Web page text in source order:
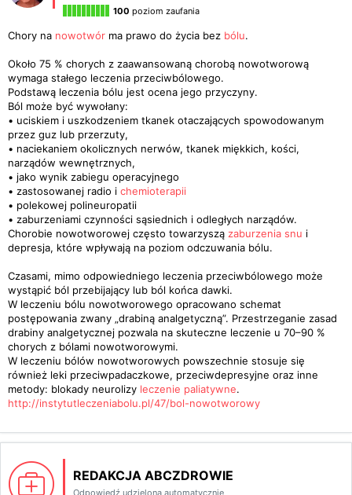
100 poziom zaufania
Chory na nowotwór ma prawo do życia bez bólu.
Około 75 % chorych z zaawansowaną chorobą nowotworową
wymaga stałego leczenia przeciwbólowego.
Podstawą leczenia bólu jest ocena jego przyczyny.
Ból może być wywołany:
• uciskiem i uszkodzeniem tkanek otaczających spowodowanym
przez guz lub przerzuty,
• naciekaniem okolicznych nerwów, tkanek miękkich, kości,
narządów wewnętrznych,
• jako wynik zabiegu operacyjnego
• zastosowanej radio i chemioterapii
• polekowej polineuropatii
• zaburzeniami czynności sąsiednich i odległych narządów.
Chorobie nowotworowej często towarzyszą zaburzenia snu i
depresja, które wpływają na poziom odczuwania bólu.
Czasami, mimo odpowiedniego leczenia przeciwbólowego może
wystąpić ból przebijający lub ból końca dawki.
W leczeniu bólu nowotworowego opracowano schemat
postępowania zwany „drabiną analgetyczną”. Przestrzeganie zasad
drabiny analgetycznej pozwala na skuteczne leczenie u 70–90 %
chorych z bólami nowotworowymi.
W leczeniu bólów nowotworowych powszechnie stosuje się
również leki przeciwpadaczkowe, przeciwdepresyjne oraz inne
metody: blokady neurolizy leczenie paliatywne.
http://instytutleczeniabolu.pl/47/bol-nowotworowy
REDAKCJA ABCZDROWIE
Odpowiedź udzielona automatycznie